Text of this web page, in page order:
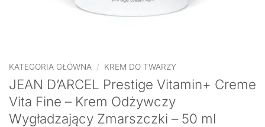
KATEGORIA GŁÓWNA / KREM DO TWARZY
JEAN D’ARCEL Prestige Vitamin+ Creme
Vita Fine – Krem Odżywczy
Wygładzający Zmarszczki – 50 ml